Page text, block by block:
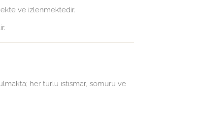
ve izlenmektedir.
her türlü istismar, sömürü ve